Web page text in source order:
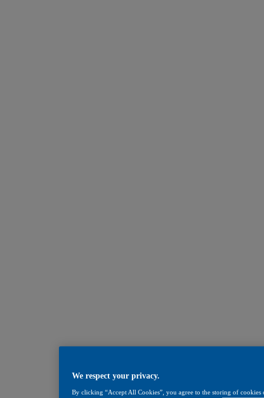
We respect your privacy.
By clicking “Accept All Cookies”, you agree to the storing of